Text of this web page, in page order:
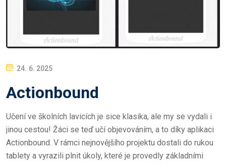
P
S
E
D
O
N
24. 6. 2025
Actionbound
Učení ve školních lavicích je sice klasika, ale my se vydali i
jinou cestou! Žáci se teď učí objevováním, a to díky aplikaci
Actionbound. V rámci nejnovějšího projektu dostali do rukou
tablety a vyrazili plnit úkoly, které je provedly základními